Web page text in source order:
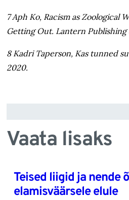
7 Aph Ko, Racism as Zoological
Getting Out. Lantern Publishing
8 Kadri Taperson, Kas tunned
2020.
Vaata lisaks
Teised liigid ja nende
elamisväärsele elule